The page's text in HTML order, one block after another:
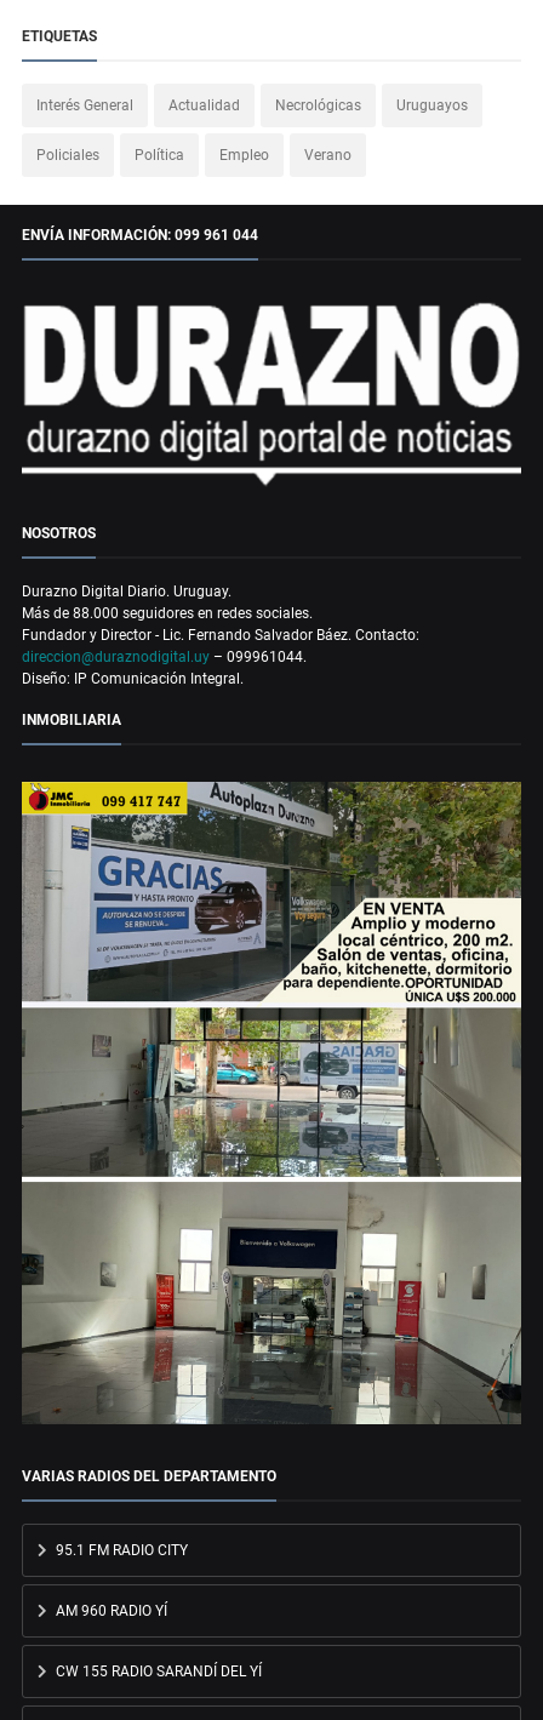
ETIQUETAS
Interés General Actualidad Necrológicas Uruguayos
Policiales Política Empleo Verano
ENVÍA INFORMACIÓN: 099 961 044
NOSOTROS
Durazno Digital Diario. Uruguay.
Más de 88.000 seguidores en redes sociales.
Fundador y Director - Lic. Fernando Salvador Báez. Contacto:
direccion@duraznodigital.uy – 099961044.
Diseño: IP Comunicación Integral.
INMOBILIARIA
VARIAS RADIOS DEL DEPARTAMENTO
95.1 FM RADIO CITY
AM 960 RADIO YÍ
CW 155 RADIO SARANDÍ DEL YÍ